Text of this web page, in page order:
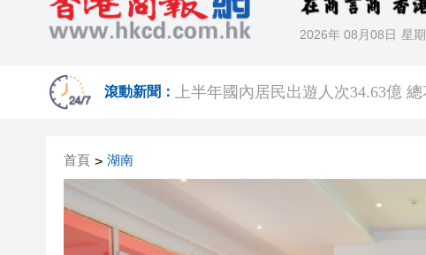
2026年 08月08日 星
滾動新聞： 上半年國內居民出遊人次34.63億
警方青衣長發邨打擊非法街頭賭博
微信新功能：可以「撤回」你的撤回
首頁 > 湖南